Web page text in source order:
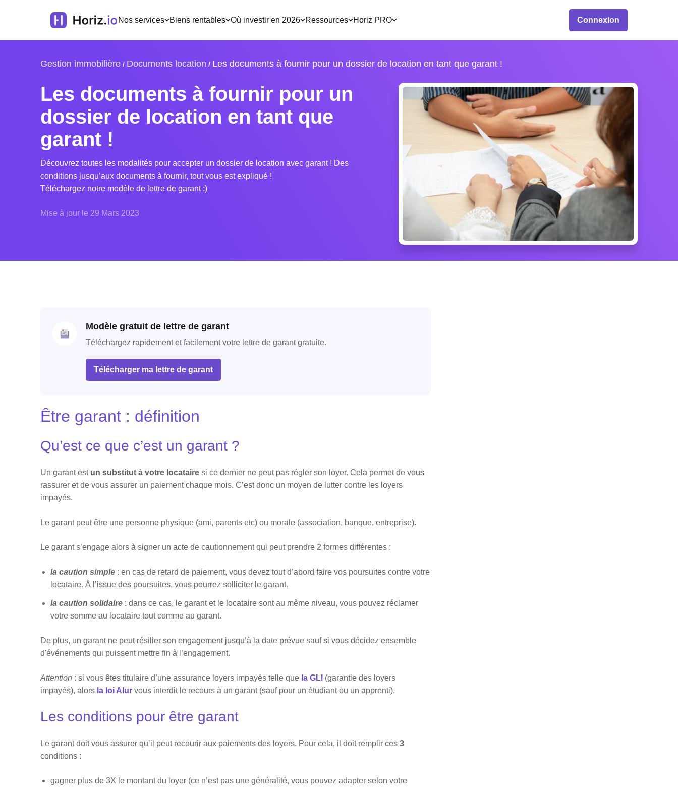
Nos services Biens rentables Où investir en 2026 Ressources Horiz PRO Connexion
Gestion immobilière Documents location Les documents à fournir pour un dossier de location en tant que garant !
Les documents à fournir pour un
dossier de location en tant que
garant !
Découvrez toutes les modalités pour accepter un dossier de location avec garant ! Des
conditions jusqu’aux documents à fournir, tout vous est expliqué !
Téléchargez notre modèle de lettre de garant :)
Mise à jour le 29 Mars 2023
Modèle gratuit de lettre de garant
Téléchargez rapidement et facilement votre lettre de garant gratuite.
Télécharger ma lettre de garant
Être garant : définition
Qu’est ce que c’est un garant ?
Un garant est un substitut à votre locataire si ce dernier ne peut pas régler son loyer. Cela permet de vous
rassurer et de vous assurer un paiement chaque mois. C’est donc un moyen de lutter contre les loyers
impayés.
Le garant peut être une personne physique (ami, parents etc) ou morale (association, banque, entreprise).
Le garant s’engage alors à signer un acte de cautionnement qui peut prendre 2 formes différentes :
la caution simple : en cas de retard de paiement, vous devez tout d’abord faire vos poursuites contre votre
locataire. À l’issue des poursuites, vous pourrez solliciter le garant.
la caution solidaire : dans ce cas, le garant et le locataire sont au même niveau, vous pouvez réclamer
votre somme au locataire tout comme au garant.
De plus, un garant ne peut résilier son engagement jusqu’à la date prévue sauf si vous décidez ensemble
d'événements qui puissent mettre fin à l’engagement.
Attention : si vous êtes titulaire d’une assurance loyers impayés telle que la GLI (garantie des loyers
impayés), alors la loi Alur vous interdit le recours à un garant (sauf pour un étudiant ou un apprenti).
Les conditions pour être garant
Le garant doit vous assurer qu’il peut recourir aux paiements des loyers. Pour cela, il doit remplir ces 3
conditions :
gagner plus de 3X le montant du loyer (ce n’est pas une généralité, vous pouvez adapter selon votre